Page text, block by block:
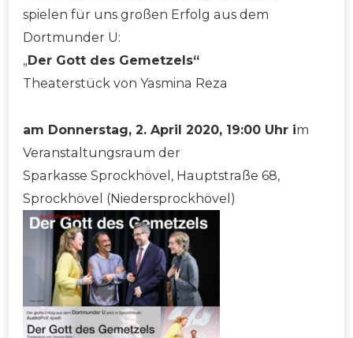
spielen für uns großen Erfolg aus dem
Dortmunder U:
„Der Gott des Gemetzels“
Theaterstück von Yasmina Reza
am Donnerstag, 2. April 2020, 19:00 Uhr im
Veranstaltungsraum der
Sparkasse Sprockhövel, Hauptstraße 68,
Sprockhövel (Niedersprockhövel)